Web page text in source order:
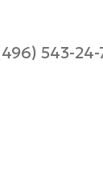
543-24-